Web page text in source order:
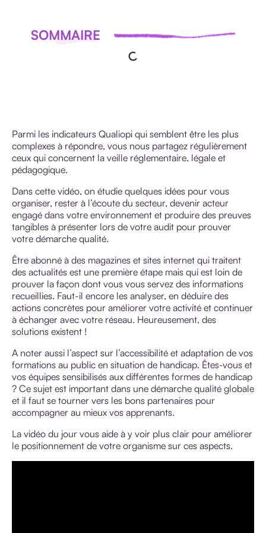
SOMMAIRE
Parmi les indicateurs Qualiopi qui semblent être les plus
complexes à répondre, vous nous partagez régulièrement
ceux qui concernent la veille réglementaire, légale et
pédagogique.
Dans cette vidéo, on étudie quelques idées pour vous
organiser, rester à l’écoute du secteur, devenir acteur
engagé dans votre environnement et produire des preuves
tangibles à présenter lors de votre audit pour prouver
votre démarche qualité.
Être abonné à des magazines et sites internet qui traitent
des actualités est une première étape mais qui est loin de
prouver la façon dont vous vous servez des informations
recueillies. Faut-il encore les analyser, en déduire des
actions concrètes pour améliorer votre activité et continuer
à échanger avec votre réseau. Heureusement, des
solutions existent !
A noter aussi l’aspect sur l’accessibilité et adaptation de vos
formations au public en situation de handicap. Êtes-vous et
vos équipes sensibilisés aux différentes formes de handicap
? Ce sujet est important dans une démarche qualité globale
et il faut se tourner vers les bons partenaires pour
accompagner au mieux vos apprenants.
La vidéo du jour vous aide à y voir plus clair pour améliorer
le positionnement de votre organisme sur ces aspects.